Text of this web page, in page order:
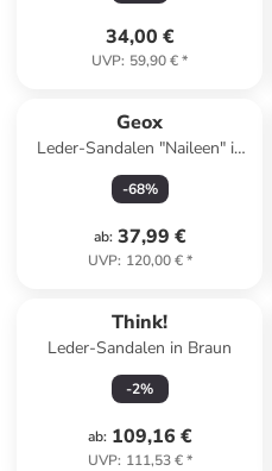
34,00 €
UVP: 59,90 €*
Geox
Leder-Sandalen "Naileen" in
Hellbraun/ Weiß
-68%
ab: 37,99 €
UVP: 120,00 €*
Think!
Leder-Sandalen in Braun
-2%
ab: 109,16 €
UVP: 111,53 €*